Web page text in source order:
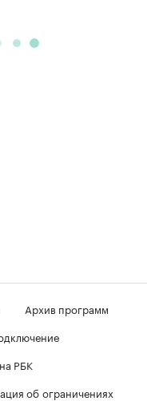
Архив программ
РБК
об ограничениях